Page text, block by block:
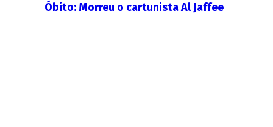
Óbito: Morreu o cartunista Al Jaffee